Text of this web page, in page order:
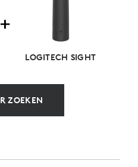
LOGITECH SIGHT
ZOEKEN